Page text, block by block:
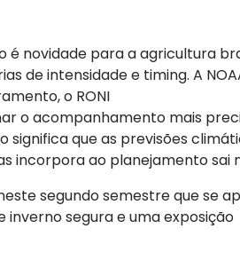
é novidade para a agricultura
de intensidade e timing. A
o RONI
o acompanhamento mais
significa que as previsões
incorpora ao planejamento sai
segundo semestre que se
segura e uma exposição